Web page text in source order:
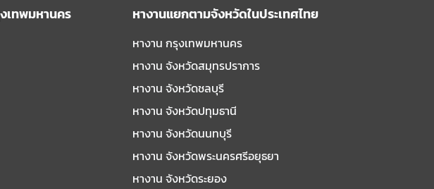
เทพมหานคร หางานแยกตามจังหวัดในประเทศไทย
หางาน กรุงเทพมหานคร
หางาน จังหวัดสมุทรปราการ
หางาน จังหวัดชลบุรี
หางาน จังหวัดปทุมธานี
หางาน จังหวัดนนทบุรี
หางาน จังหวัดพระนครศรีอยุธยา
หางาน จังหวัดระยอง